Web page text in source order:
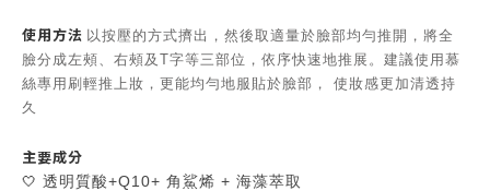
使用方法 以按壓的方式擠出，然後取適量於臉部均勻推開，將全
臉分成左頰、右頰及T字等三部位，依序快速地推展。建議使用慕
絲專用刷輕推上妝，更能均勻地服貼於臉部， 使妝感更加清透持
久
主要成分
🤍 透明質酸+Q10+ 角鯊烯 + 海藻萃取